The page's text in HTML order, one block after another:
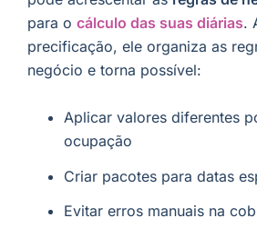
para o cálculo das suas diárias.
precificação, ele organiza as
negócio e torna possível:
Aplicar valores diferentes
ocupação
Criar pacotes para datas
Evitar erros manuais na